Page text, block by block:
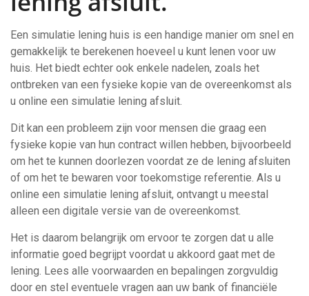
Een simulatie lening huis is een handige manier om snel en
gemakkelijk te berekenen hoeveel u kunt lenen voor uw
huis. Het biedt echter ook enkele nadelen, zoals het
ontbreken van een fysieke kopie van de overeenkomst als
u online een simulatie lening afsluit.
Dit kan een probleem zijn voor mensen die graag een
fysieke kopie van hun contract willen hebben, bijvoorbeeld
om het te kunnen doorlezen voordat ze de lening afsluiten
of om het te bewaren voor toekomstige referentie. Als u
online een simulatie lening afsluit, ontvangt u meestal
alleen een digitale versie van de overeenkomst.
Het is daarom belangrijk om ervoor te zorgen dat u alle
informatie goed begrijpt voordat u akkoord gaat met de
lening. Lees alle voorwaarden en bepalingen zorgvuldig
door en stel eventuele vragen aan uw bank of financiële